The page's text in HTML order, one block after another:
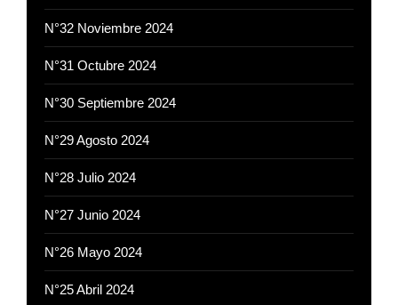
N°32 Noviembre 2024
N°31 Octubre 2024
N°30 Septiembre 2024
N°29 Agosto 2024
N°28 Julio 2024
N°27 Junio 2024
N°26 Mayo 2024
N°25 Abril 2024